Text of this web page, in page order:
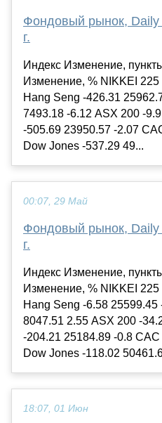
Фондовый рынок, Daily
г.
Индекс Изменение,
Изменение, % NIKKEI
Hang Seng -426.31
7493.18 -6.12 ASX 200 -
-505.69 23950.57 -2.07
Dow Jones -537.29 49...
00:07, 29 Май
Фондовый рынок, Daily
г.
Индекс Изменение,
Изменение, % NIKKEI
Hang Seng -6.58 25599.45
8047.51 2.55 ASX 200 -
-204.21 25184.89 -0.8
Dow Jones -118.02
18:07, 01 Июн